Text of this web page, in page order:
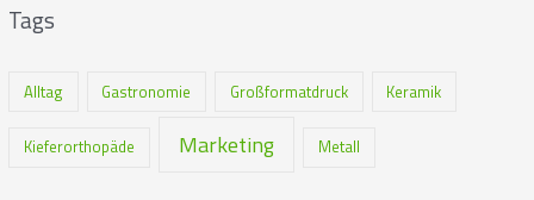
Tags
Alltag Gastronomie Großformatdruck Keramik
Kieferorthopäde Marketing Metall